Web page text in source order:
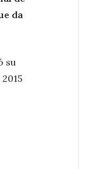
da
su